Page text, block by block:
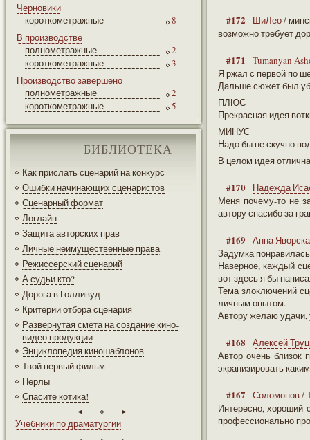
Черновики
короткометражные
8
В производстве
полнометражные
2
короткометражные
3
Производство завершено
полнометражные
2
короткометражные
5
БИБЛИОТЕКА
Как прислать сценарий на конкурс
Ошибки начинающих сценаристов
Сценарный формат
Логлайн
Защита авторских прав
Личные неимущественные права
Режиссерский сценарий
А судьи кто?
Дорога в Голливуд
Критерии отбора сценария
Развернутая смета на создание кино-
видео продукции
Энциклопедия киношаблонов
Твой первый фильм
Перлы
Спасите котика!
Учебники по драматургии
#172 ШиЛео/
возможно требует
#171
Tumanyan
Я ржал с первой по
Дальше сюжет был
ПЛЮС
Прекрасная идея
МИНУС
Надо бы не скучно
В целом идея
#170
Надежда
Меня почему-то не
автору спасибо за
#169
Анна
Задумка
Наверное, каждый
вот здесь я бы
Тема злоключений
личным опытом.
Автору желаю удачи,
#168
Алексей
Автор очень близок
экранизировать
#167 Соломонов/
Интересно, хороший
профессионально